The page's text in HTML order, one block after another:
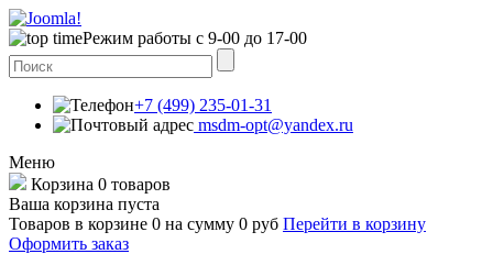
Режим работы с 9-00 до 17-00
+7 (499) 235-01-31
msdm-opt@yandex.ru
Меню
Корзина 0 товаров
Ваша корзина пуста
Товаров в корзине 0 на сумму 0 руб Перейти в корзину
Оформить заказ